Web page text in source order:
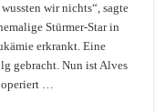
wir nichts“, sagte
Stürmer-Star in
erkrankt. Eine
gebracht. Nun ist Alves
operiert …